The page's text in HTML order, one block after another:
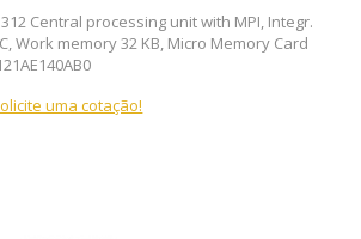
312 Central processing unit with MPI, Integr.
Work memory 32 KB, Micro Memory Card
uma cotação!